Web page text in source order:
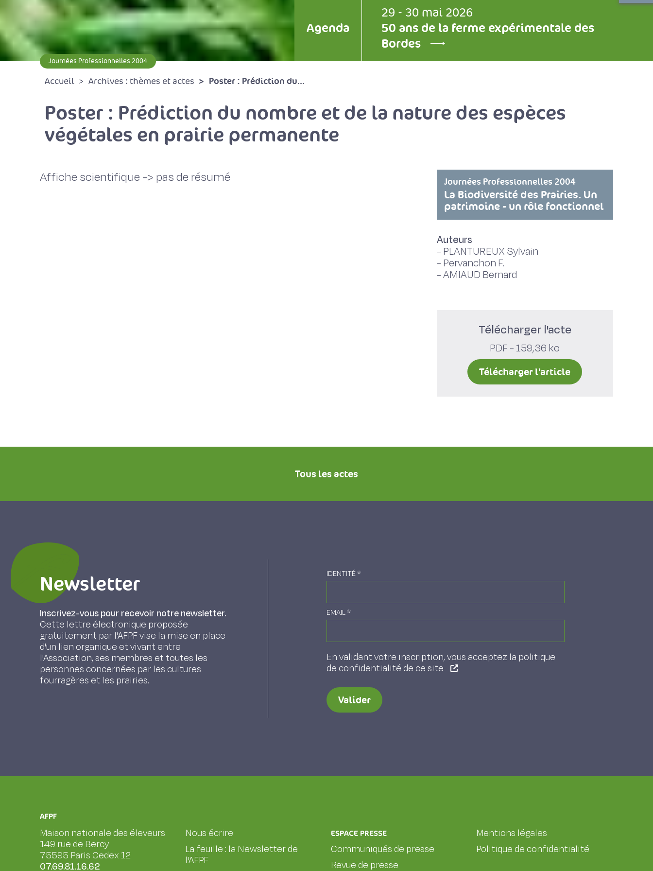
Agenda
29 - 30 mai 2026
50 ans de la ferme expérimentale des
Bordes
Journées Professionnelles 2004
Accueil Archives : thèmes et actes Poster : Prédiction du...
Poster : Prédiction du nombre et de la nature des espèces
végétales en prairie permanente
Affiche scientifique -> pas de résumé Journées Professionnelles 2004
La Biodiversité des Prairies. Un
patrimoine - un rôle fonctionnel
Auteurs
- PLANTUREUX Sylvain
- Pervanchon F.
-AMIAUD Bernard
Télécharger l'acte
PDF - 159,36 ko
Télécharger l'article
Tous les actes
Newsletter
Inscrivez-vous pour recevoir notre newsletter.
Cette lettre électronique proposée
gratuitement par l'AFPF vise la mise en place
d'un lien organique et vivant entre
l'Association, ses membres et toutes les
personnes concernées par les cultures
fourragères et les prairies.
IDENTITÉ*
EMAIL*
En validant votre inscription, vous acceptez la politique
de confidentialité de ce site
Valider
AFPF
Maison nationale des éleveurs
149 rue de Bercy
75595 Paris Cedex 12
07.69.81.16.62
Nous écrire
La feuille : la Newsletter de
l'AFPF
ESPACE PRESSE
Communiqués de presse
Revue de presse
Mentions légales
Politique de confidentialité